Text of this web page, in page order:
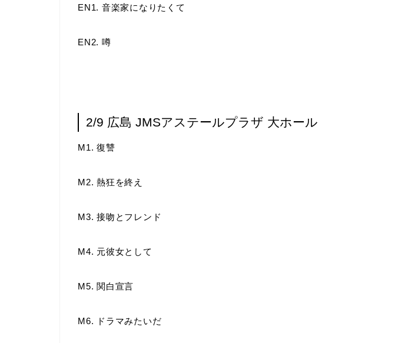
EN1. 音楽家になりたくて
EN2. 噂
2/9 広島 JMSアステールプラザ 大ホール
M1. 復讐
M2. 熱狂を終え
M3. 接吻とフレンド
M4. 元彼女として
M5. 関白宣言
M6. ドラマみたいだ